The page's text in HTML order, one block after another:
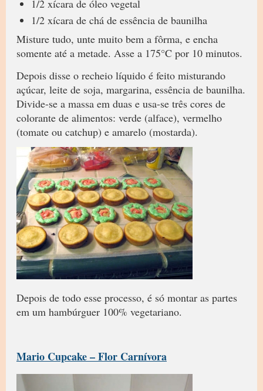
1/2 xícara de óleo vegetal
1/2 xícara de chá de essência de baunilha
Misture tudo, unte muito bem a fôrma, e encha
somente até a metade. Asse a 175°C por 10 minutos.
Depois disse o recheio líquido é feito misturando
açúcar, leite de soja, margarina, essência de baunilha.
Divide-se a massa em duas e usa-se três cores de
colorante de alimentos: verde (alface), vermelho
(tomate ou catchup) e amarelo (mostarda).
Depois de todo esse processo, é só montar as partes
em um hambúrguer 100% vegetariano.
Mario Cupcake – Flor Carnívora